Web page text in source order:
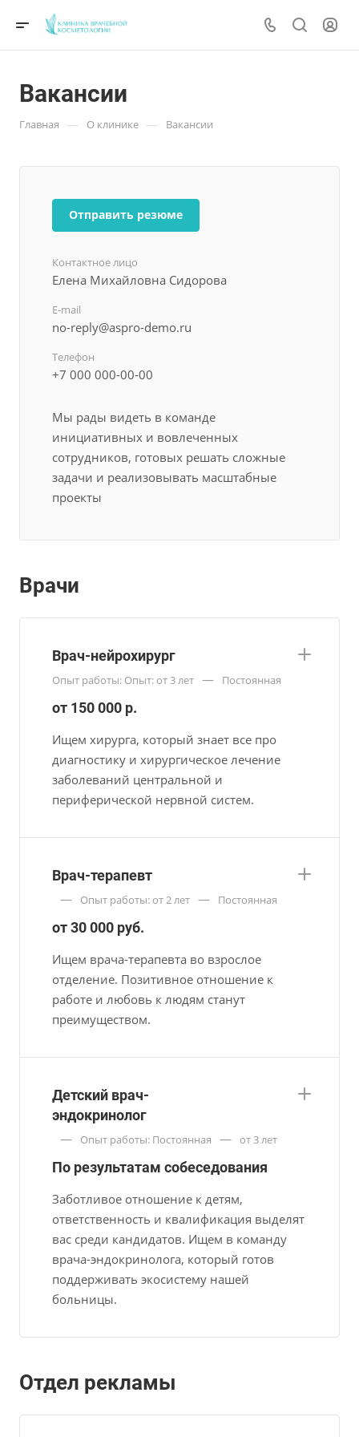
Вакансии
Главная — О клинике — Вакансии
Отправить резюме
Контактное лицо
Елена Михайловна Сидорова
E-mail
no-reply@aspro-demo.ru
Телефон
+7 000 000-00-00
Мы рады видеть в команде
инициативных и вовлеченных
сотрудников, готовых решать сложные
задачи и реализовывать масштабные
проекты
Врачи
Врач-нейрохирург
Опыт работы: Опыт: от 3 лет — Постоянная
от 150 000 р.
Ищем хирурга, который знает все про
диагностику и хирургическое лечение
заболеваний центральной и
периферической нервной систем.
Врач-терапевт
— Опыт работы: от 2 лет — Постоянная
от 30 000 руб.
Ищем врача-терапевта во взрослое
отделение. Позитивное отношение к
работе и любовь к людям станут
преимуществом.
Детский врач-
эндокринолог
— Опыт работы: Постоянная — от 3 лет
По результатам собеседования
Заботливое отношение к детям,
ответственность и квалификация выделят
вас среди кандидатов. Ищем в команду
врача-эндокринолога, который готов
поддерживать экосистему нашей
больницы.
Отдел рекламы